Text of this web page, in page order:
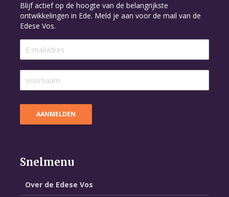
Blijf actief op de hoogte van de belangrijkste
ontwikkelingen in Ede. Meld je aan voor de mail van de
Edese Vos.
Snelmenu
Over de Edese Vos